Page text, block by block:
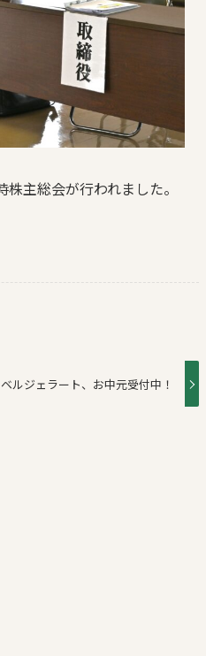
主総会が行われました。
ルジェラート、お中元受付中！